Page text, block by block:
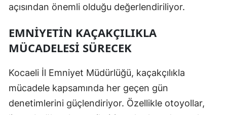
açısından önemli olduğu değerlendiriliyor.
EMNIYETIN KAÇAKÇILIKLA
MÜCADELESI SÜRECEK
Kocaeli İl Emniyet Müdürlüğü, kaçakçılıkla
mücadele kapsamında her geçen gün
denetimlerini güçlendiriyor. Özellikle otoyollar,